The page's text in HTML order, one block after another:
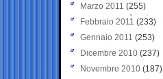
Marzo 2011 (255)
Febbraio 2011 (233)
Gennaio 2011 (253)
Dicembre 2010 (237)
Novembre 2010 (187)